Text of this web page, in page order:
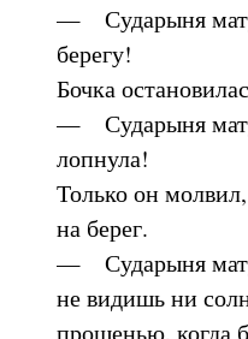
— Сударыня
берегу!
Бочка
— Сударыня
лопнула!
Только он
на берег.
— Сударыня
не видишь ни
прошенью, когда